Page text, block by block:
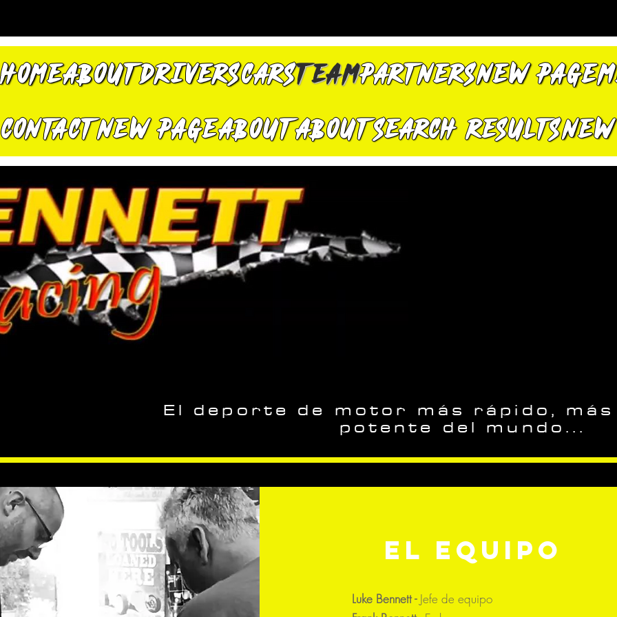
HOMEABOUTDRIVERSCARSTEAMPARTNERSNew Page
CONTACTNew PageAboutAboutSearch Results
El deporte de motor más rápido, más
potente del mundo...
El equipo
Luke Bennett -Jefe de equipo